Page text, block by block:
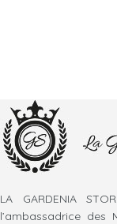
LA GARDENIA
l’ambassadrice des